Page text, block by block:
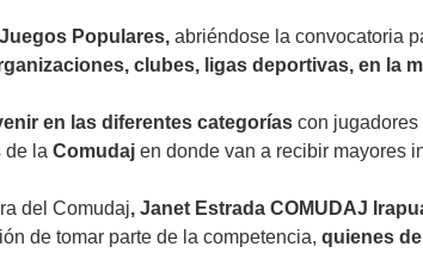
Populares, abriéndose la convocatoria
clubes, ligas deportivas, en la
en las diferentes categorías con jugadores
de la Comudaj en donde van a recibir mayores
del Comudaj, Janet Estrada COMUDAJ
de tomar parte de la competencia, quienes